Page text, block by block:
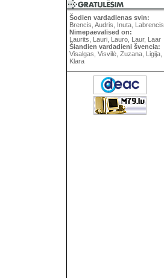
Šodien vardadienas svin:
Brencis, Audris, Inuta, Labrencis
Nimepaevalised on:
Laurits, Lauri, Lauro, Laur, Laar
Šiandien vardadieni švencia:
Visalgas, Visvilė, Zuzana, Ligija,
Klara